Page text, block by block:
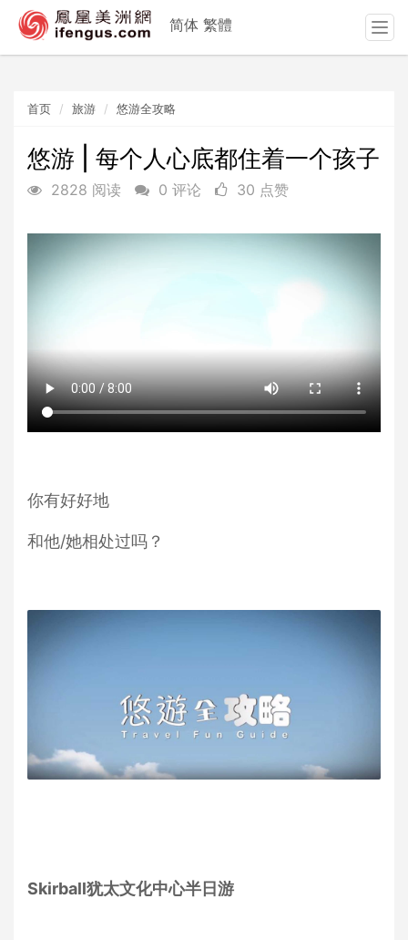
首页 旅游 悠游全攻略
悠游 | 每个人心底都住着一个孩子
2828 阅读 0 评论 30 点赞
你有好好地
和他/她相处过吗？
Skirball犹太文化中心半日游
简体 繁體
T
o
n
g